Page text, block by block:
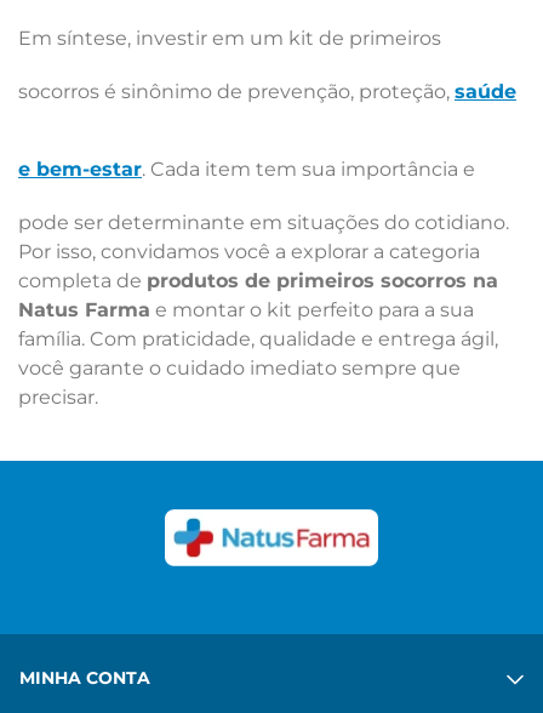
Em síntese, investir em um kit de primeiros
socorros é sinônimo de prevenção, proteção, saúde
e bem-estar. Cada item tem sua importância e
pode ser determinante em situações do cotidiano.
Por isso, convidamos você a explorar a categoria
completa de produtos de primeiros socorros na
Natus Farma e montar o kit perfeito para a sua
família. Com praticidade, qualidade e entrega ágil,
você garante o cuidado imediato sempre que
precisar.
MINHA CONTA